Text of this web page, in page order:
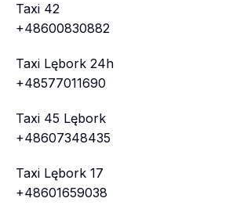
Taxi 42
+48600830882
Taxi Lębork 24h
+48577011690
Taxi 45 Lębork
+48607348435
Taxi Lębork 17
+48601659038